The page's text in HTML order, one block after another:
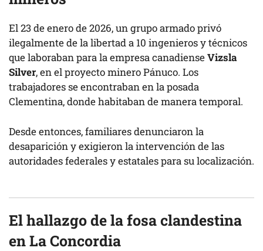
El 23 de enero de 2026, un grupo armado privó
ilegalmente de la libertad a 10 ingenieros y técnicos
que laboraban para la empresa canadienseVizsla
Silver, en el proyecto minero Pánuco. Los
trabajadores se encontraban en la posada
Clementina, donde habitaban de manera temporal.
Desde entonces, familiares denunciaron la
desaparición y exigieron la intervención de las
autoridades federales y estatales para su localización.
El hallazgo de la fosa clandestina
en La Concordia